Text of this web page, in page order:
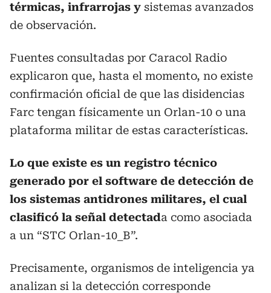
térmicas, infrarrojas y sistemas avanzados
de observación.
Fuentes consultadas por Caracol Radio
explicaron que, hasta el momento, no existe
confirmación oficial de que las disidencias
Farc tengan físicamente un Orlan-10 o una
plataforma militar de estas características.
Lo que existe es un registro técnico
generado por el software de detección de
los sistemas antidrones militares, el cual
clasificó la señal detectada como asociada
a un “STC Orlan-10_B”.
Precisamente, organismos de inteligencia ya
analizan si la detección corresponde